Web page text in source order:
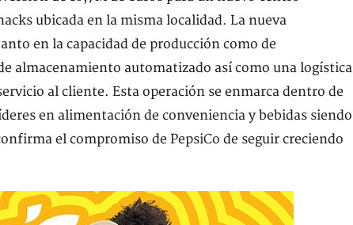
ubicada en la misma localidad. La nueva
en la capacidad de producción como de
almacenamiento automatizado así como una logística
al cliente. Esta operación se enmarca dentro de
en alimentación de conveniencia y bebidas siendo
el compromiso de PepsiCo de seguir creciendo